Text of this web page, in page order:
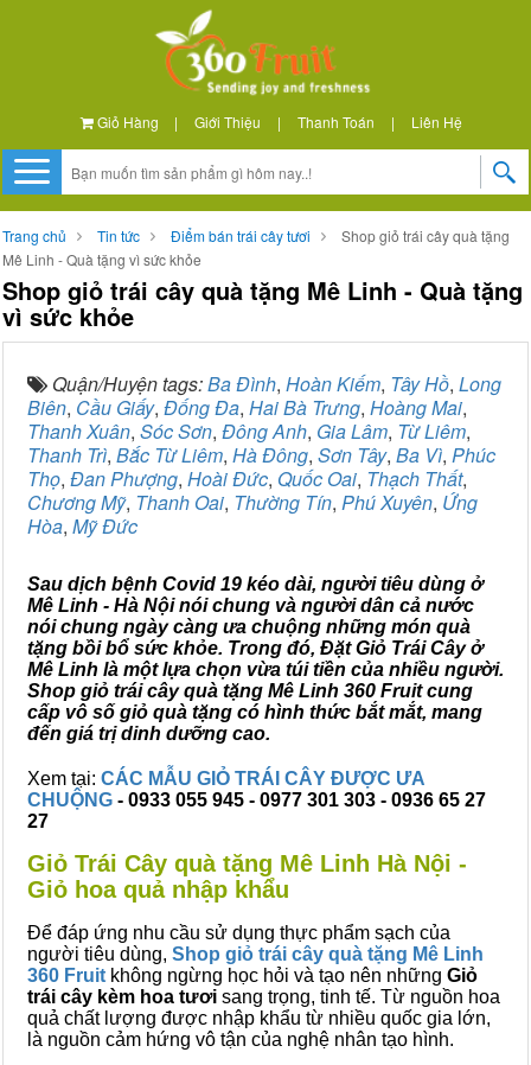
Giỏ Hàng | Giới Thiệu | Thanh Toán | Liên Hệ
Trang chủ Tin tức Điểm bán trái cây tươi
Shop giỏ trái cây quà tặng
Mê Linh - Quà tặng vì sức khỏe
Shop giỏ trái cây quà tặng Mê Linh - Quà tặng
vì sức khỏe
Quận/Huyện tags:Ba Đình, Hoàn Kiếm, Tây Hồ, Long
Biên, Cầu Giấy, Đống Đa, Hai Bà Trưng, Hoàng Mai,
Thanh Xuân, Sóc Sơn, Đông Anh, Gia Lâm, Từ Liêm,
Thanh Trì, Bắc Từ Liêm, Hà Đông, Sơn Tây, Ba Vì, Phúc
Thọ, Đan Phượng, Hoài Đức, Quốc Oai, Thạch Thất,
Chương Mỹ, Thanh Oai, Thường Tín, Phú Xuyên, Ứng
Hòa, Mỹ Đức
Sau dịch bệnh Covid 19 kéo dài, người tiêu dùng ở
Mê Linh - Hà Nội nói chung và người dân cả nước
nói chung ngày càng ưa chuộng những món quà
tặng bồi bổ sức khỏe. Trong đó, Đặt Giỏ Trái Cây ở
Mê Linh là một lựa chọn vừa túi tiền của nhiều người.
Shop giỏ trái cây quà tặng Mê Linh 360 Fruit cung
cấp vô số giỏ quà tặng có hình thức bắt mắt, mang
đến giá trị dinh dưỡng cao.
Xem tại: CÁC MẪU GIỎ TRÁI CÂY ĐƯỢC ƯA
CHUỘNG - 0933 055 945 - 0977 301 303 - 0936 65 27
27
Giỏ Trái Cây quà tặng Mê Linh Hà Nội -
Giỏ hoa quả nhập khẩu
Để đáp ứng nhu cầu sử dụng thực phẩm sạch của
người tiêu dùng, Shop giỏ trái cây quà tặng Mê Linh
360 Fruit không ngừng học hỏi và tạo nên những Giỏ
trái cây kèm hoa tươi sang trọng, tinh tế. Từ nguồn hoa
quả chất lượng được nhập khẩu từ nhiều quốc gia lớn,
là nguồn cảm hứng vô tận của nghệ nhân tạo hình.